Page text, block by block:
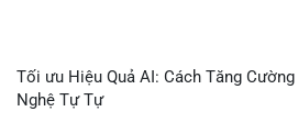
Tối ưu Hiệu Quả AI: Cách Tăng
Nghệ Tự Tự